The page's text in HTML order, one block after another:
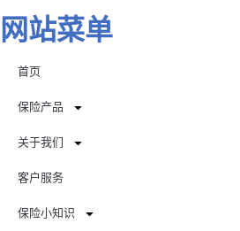
网站菜单
首页
保险产品
关于我们
客户服务
保险小知识